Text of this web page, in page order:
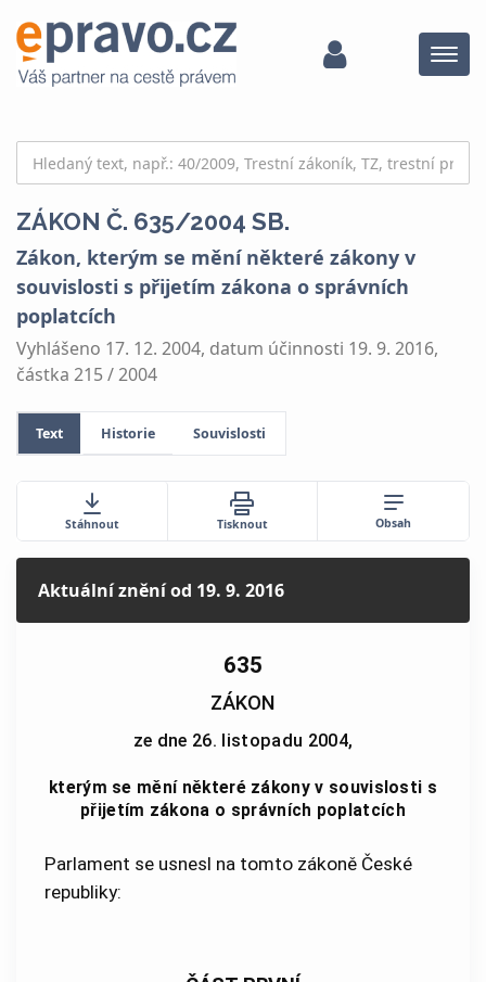
Menu
ZÁKON Č. 635/2004 SB.
Zákon, kterým se mění některé zákony v
souvislosti s přijetím zákona o správních
poplatcích
Vyhlášeno 17. 12. 2004, datum účinnosti 19. 9. 2016,
částka 215 / 2004
Text Historie Souvislosti
Stáhnout Tisknout Obsah
Aktuální zněníod 19. 9. 2016
635
ZÁKON
ze dne 26. listopadu 2004,
kterým se mění některé zákony v souvislosti s
přijetím zákona o správních poplatcích
Parlament se usnesl na tomto zákoně České
republiky: